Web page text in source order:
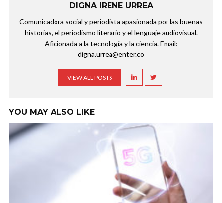
DIGNA IRENE URREA
Comunicadora social y periodista apasionada por las buenas
historias, el periodismo literario y el lenguaje audiovisual.
Aficionada a la tecnología y la ciencia. Email:
digna.urrea@enter.co
VIEW ALL POSTS
YOU MAY ALSO LIKE